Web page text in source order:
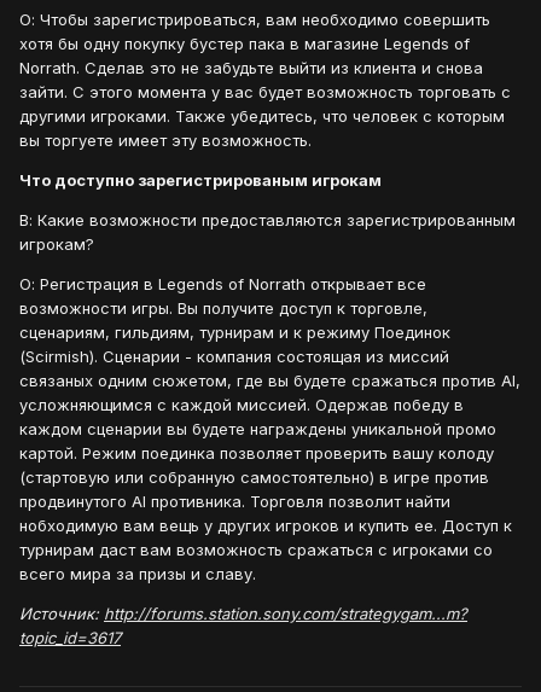
О: Чтобы зарегистрироваться, вам необходимо совершить
хотя бы одну покупку бустер пака в магазине Legends of
Norrath. Сделав это не забудьте выйти из клиента и снова
зайти. С этого момента у вас будет возможность торговать с
другими игроками. Также убедитесь, что человек с которым
вы торгуете имеет эту возможность.
Что доступно зарегистрированым игрокам
В: Какие возможности предоставляются зарегистрированным
игрокам?
О: Регистрация в Legends of Norrath открывает все
возможности игры. Вы получите доступ к торговле,
сценариям, гильдиям, турнирам и к режиму Поединок
(Scirmish). Сценарии - компания состоящая из миссий
связаных одним сюжетом, где вы будете сражаться против AI,
усложняющимся с каждой миссией. Одержав победу в
каждом сценарии вы будете награждены уникальной промо
картой. Режим поединка позволяет проверить вашу колоду
(стартовую или собранную самостоятельно) в игре против
продвинутого AI противника. Торговля позволит найти
нобходимую вам вещь у других игроков и купить ее. Доступ к
турнирам даст вам возможность сражаться с игроками со
всего мира за призы и славу.
Источник: http://forums.station.sony.com/strategygam...m?
topic_id=3617